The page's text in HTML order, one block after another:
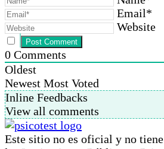
Email*
Website
0 Comments
Oldest
Newest Most Voted
Inline Feedbacks
View all comments
Este sitio no es oficial y no